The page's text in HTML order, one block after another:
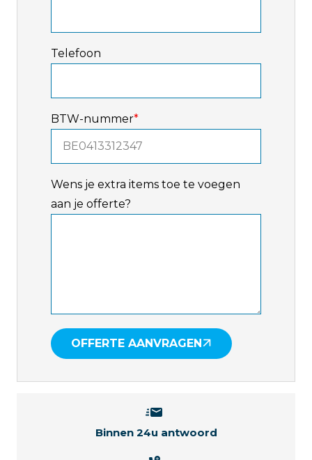
Telefoon
BTW-nummer*
Wens je extra items toe te voegen
aan je offerte?
OFFERTE AANVRAGEN
Binnen 24u antwoord